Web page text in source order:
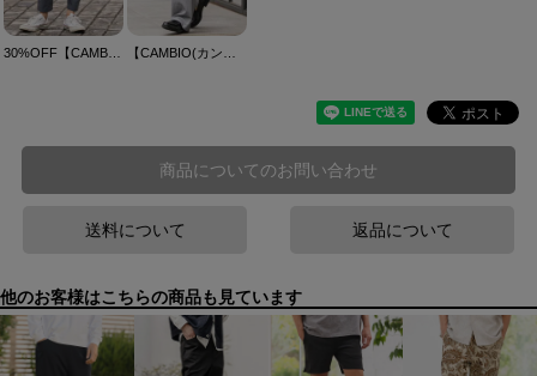
商品についてのお問い合わせ
送料について 返品について
他のお客様はこちらの商品も見ています